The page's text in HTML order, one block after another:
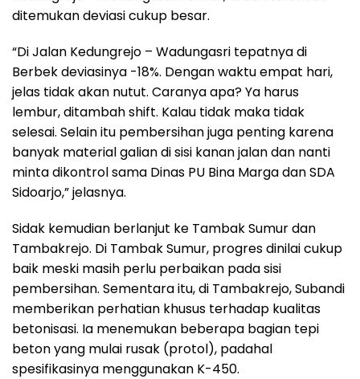
ditemukan deviasi cukup besar.
“Di Jalan Kedungrejo – Wadungasri tepatnya di
Berbek deviasinya -18%. Dengan waktu empat hari,
jelas tidak akan nutut. Caranya apa? Ya harus
lembur, ditambah shift. Kalau tidak maka tidak
selesai. Selain itu pembersihan juga penting karena
banyak material galian di sisi kanan jalan dan nanti
minta dikontrol sama Dinas PU Bina Marga dan SDA
Sidoarjo,” jelasnya.
Sidak kemudian berlanjut ke Tambak Sumur dan
Tambakrejo. Di Tambak Sumur, progres dinilai cukup
baik meski masih perlu perbaikan pada sisi
pembersihan. Sementara itu, di Tambakrejo, Subandi
memberikan perhatian khusus terhadap kualitas
betonisasi. Ia menemukan beberapa bagian tepi
beton yang mulai rusak (protol), padahal
spesifikasinya menggunakan K-450.